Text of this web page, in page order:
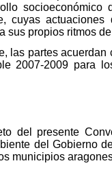
cuyas
sus propios ritmos
las partes
2007-2009 para
del presente
del Gobierno
municipios